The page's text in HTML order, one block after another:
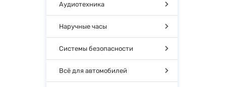
Аудиотехника
Наручные часы
Системы безопасности
Всё для автомобилей